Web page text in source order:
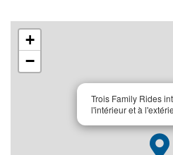
Trois Family Rides
l'intérieur et à
+
−